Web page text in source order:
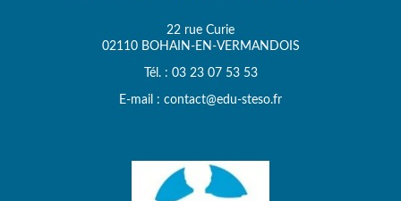
22 rue Curie
02110 BOHAIN-EN-VERMANDOIS
Tél. : 03 23 07 53 53
E-mail : contact@edu-steso.fr